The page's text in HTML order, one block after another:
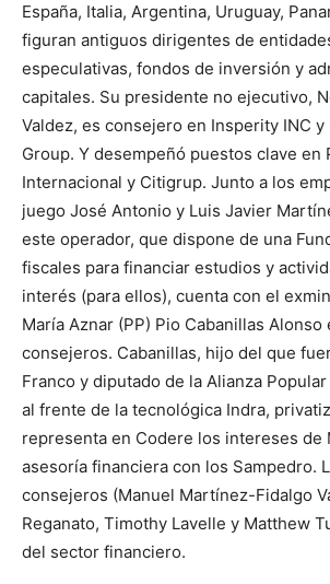
España, Italia, Argentina, Uruguay,
figuran antiguos dirigentes de
especulativas, fondos de inversión y
capitales. Su presidente no ejecutivo,
Valdez, es consejero en Insperity INC y
Group. Y desempeñó puestos clave en
Internacional y Citigrup. Junto a los
juego José Antonio y Luis Javier
este operador, que dispone de una
fiscales para financiar estudios y
interés (para ellos), cuenta con el
María Aznar (PP) Pio Cabanillas
consejeros. Cabanillas, hijo del que
Franco y diputado de la Alianza
al frente de la tecnológica Indra,
representa en Codere los intereses de
asesoría financiera con los Sampedro.
consejeros (Manuel Martínez-Fidalgo
Reganato, Timothy Lavelle y Matthew
del sector financiero.